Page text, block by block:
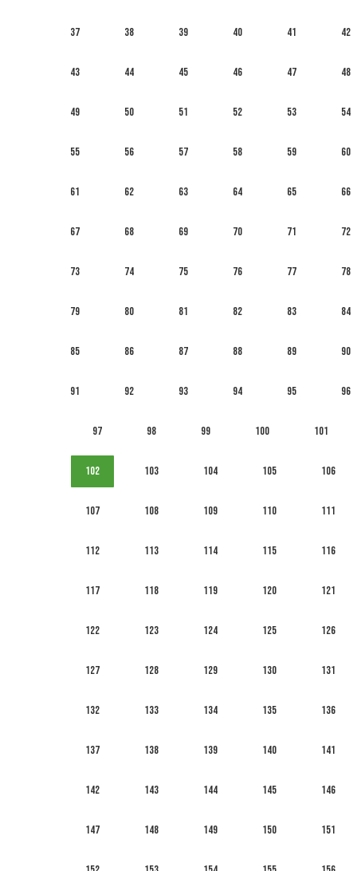
37 38 39 40 41 42
43 44 45 46 47 48
49 50 51 52 53 54
55 56 57 58 59 60
61 62 63 64 65 66
67 68 69 70 71 72
73 74 75 76 77 78
79 80 81 82 83 84
85 86 87 88 89 90
91 92 93 94 95 96
97 98 99 100 101
102 103 104 105 106
107 108 109 110 111
112 113 114 115 116
117 118 119 120 121
122 123 124 125 126
127 128 129 130 131
132 133 134 135 136
137 138 139 140 141
142 143 144 145 146
147 148 149 150 151